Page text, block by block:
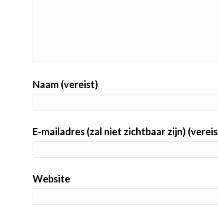
Naam (vereist)
E-mailadres (zal niet zichtbaar zijn)
Website